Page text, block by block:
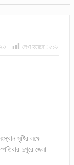
দেখা হয়েছে : ৫১৬
সৃষ্টির লক্ষে
দুপুরে জেলা